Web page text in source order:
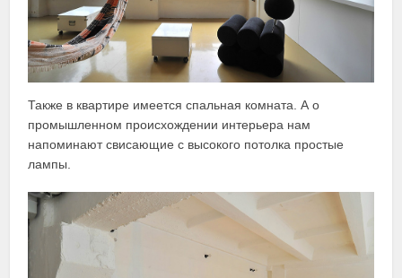
Также в квартире имеется спальная комната. А о
промышленном происхождении интерьера нам
напоминают свисающие с высокого потолка простые
лампы.